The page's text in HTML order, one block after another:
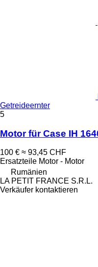
Getreideernter
5
Motor für Case IH
100 € ≈ 93,45 CHF
Ersatzteile Motor - Motor
Rumänien
LA PETIT FRANCE S.R.L.
Verkäufer kontaktieren